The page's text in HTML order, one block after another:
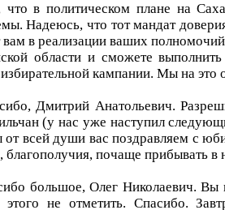
что в политическом плане на
Надеюсь, что тот мандат
в реализации ваших
области и сможете
кампании. Мы на это
Дмитрий Анатольевич.
(у нас уже наступил
всей души вас поздравляем с
благополучия, почаще прибывать в
большое, Олег Николаевич. Вы
не отметить. Спасибо.